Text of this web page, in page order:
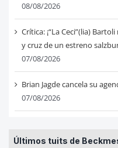
08/08/2026
Crítica: ¡“La Ceci”(lia)
y cruz de un estreno
07/08/2026
Brian Jagde cancela su
07/08/2026
Últimos tuits de